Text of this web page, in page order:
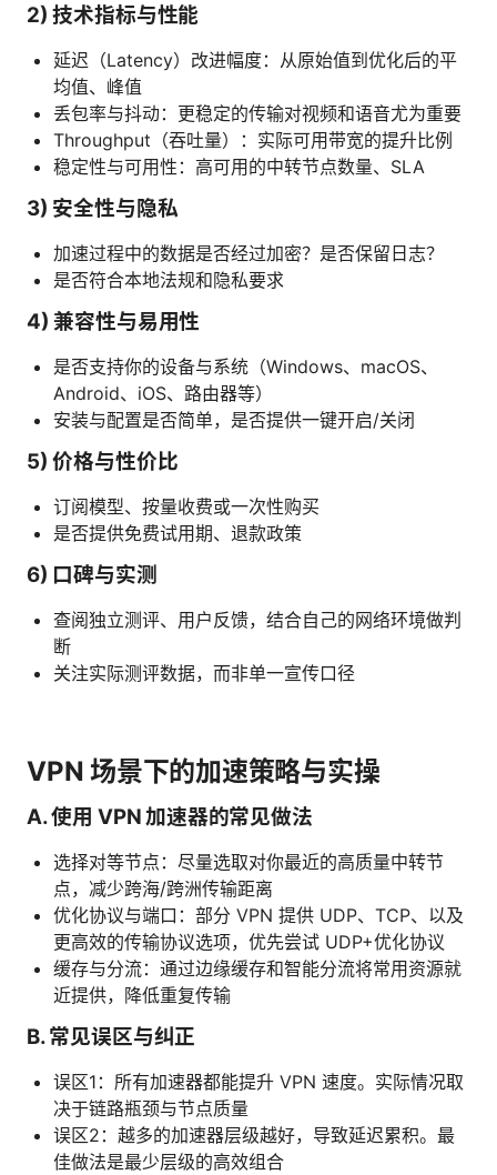
2) 技术指标与性能
延迟（Latency）改进幅度：从原始值到优化后的平
均值、峰值
丢包率与抖动：更稳定的传输对视频和语音尤为重要
Throughput（吞吐量）：实际可用带宽的提升比例
稳定性与可用性：高可用的中转节点数量、SLA
3) 安全性与隐私
加速过程中的数据是否经过加密？是否保留日志？
是否符合本地法规和隐私要求
4) 兼容性与易用性
是否支持你的设备与系统（Windows、macOS、
Android、iOS、路由器等）
安装与配置是否简单，是否提供一键开启/关闭
5) 价格与性价比
订阅模型、按量收费或一次性购买
是否提供免费试用期、退款政策
6) 口碑与实测
查阅独立测评、用户反馈，结合自己的网络环境做判
断
关注实际测评数据，而非单一宣传口径
VPN 场景下的加速策略与实操
A. 使用 VPN 加速器的常见做法
选择对等节点：尽量选取对你最近的高质量中转节
点，减少跨海/跨洲传输距离
优化协议与端口：部分 VPN 提供 UDP、TCP、以及
更高效的传输协议选项，优先尝试 UDP+优化协议
缓存与分流：通过边缘缓存和智能分流将常用资源就
近提供，降低重复传输
B. 常见误区与纠正
误区1：所有加速器都能提升 VPN 速度。实际情况取
决于链路瓶颈与节点质量
误区2：越多的加速器层级越好，导致延迟累积。最
佳做法是最少层级的高效组合